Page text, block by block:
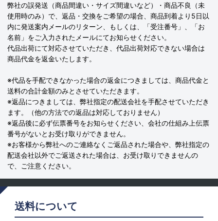
弊社の誤発送（商品間違い・サイズ間違いなど）・商品不良（未
使用時のみ）で、返品・交換をご希望の場合、商品到着より5日以
内に発送案内メールのリターン、もしくは、「受注番号」、「お
名前」をご入力されたメールにてお知らせください。
代品出荷にて対応させていただき、代品出荷対応できない場合は
商品代金を返金いたします。
※代品を手配できなかった場合の返金につきましては、商品代金と
送料の合計金額のみとさせていただきます。
※返品につきましては、弊社指定の配送会社を手配させていただき
ます。（他の方法での返品は対応しておりません）
※返品後に必ず伝票番号をお知らせください、会社の仕組み上伝票
番号がないとお受け取りができません。
※お客様から弊社へのご連絡なくご返品された場合や、弊社指定の
配送会社以外でご返送された場合は、お受け取りできませんの
で、ご注意ください。
送料について